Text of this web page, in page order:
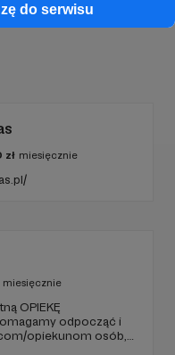
do serwisu
zł miesięcznie
miesięcznie
OPIEKĘ
odpocząć i
opiekunom osób,